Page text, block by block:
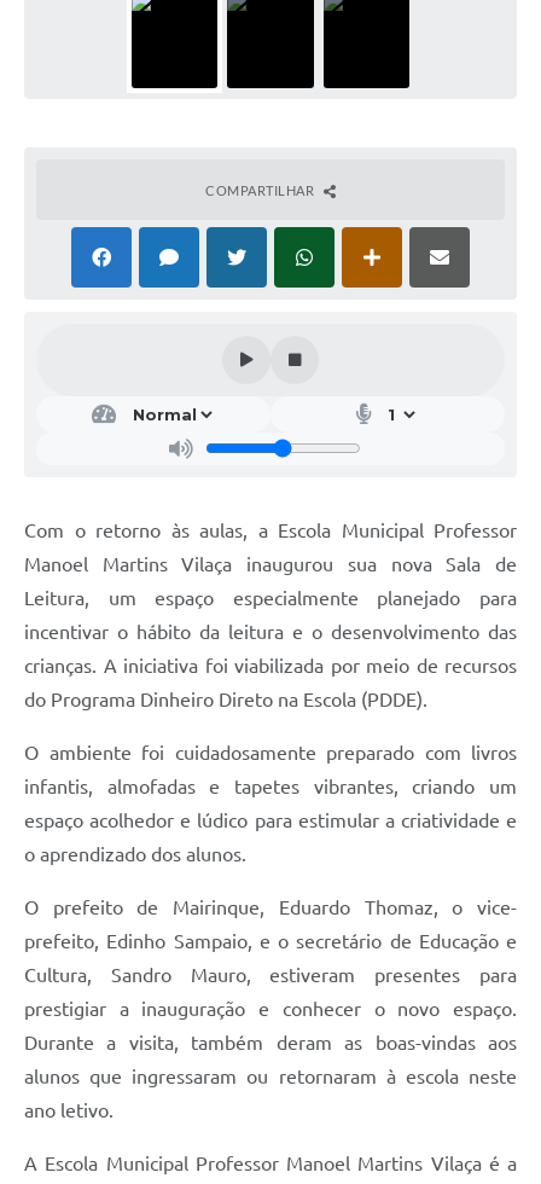
COMPARTILHAR
Com o retorno às aulas, a Escola Municipal Professor
Manoel Martins Vilaça inaugurou sua nova Sala de
Leitura, um espaço especialmente planejado para
incentivar o hábito da leitura e o desenvolvimento das
crianças. A iniciativa foi viabilizada por meio de recursos
do Programa Dinheiro Direto na Escola (PDDE).
O ambiente foi cuidadosamente preparado com livros
infantis, almofadas e tapetes vibrantes, criando um
espaço acolhedor e lúdico para estimular a criatividade e
o aprendizado dos alunos.
O prefeito de Mairinque, Eduardo Thomaz, o vice-
prefeito, Edinho Sampaio, e o secretário de Educação e
Cultura, Sandro Mauro, estiveram presentes para
prestigiar a inauguração e conhecer o novo espaço.
Durante a visita, também deram as boas-vindas aos
alunos que ingressaram ou retornaram à escola neste
ano letivo.
A Escola Municipal Professor Manoel Martins Vilaça é a